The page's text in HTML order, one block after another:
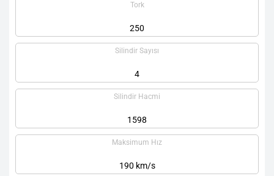
Tork
250
Silindir Sayısı
4
Silindir Hacmi
1598
Maksimum Hız
190 km/s